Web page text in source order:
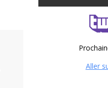
Aller